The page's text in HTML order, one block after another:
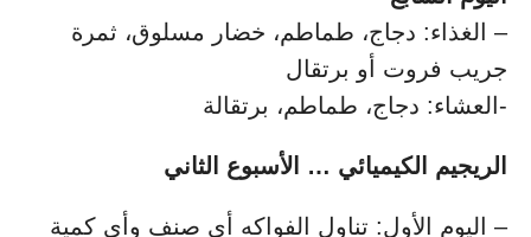
– الغذاء: دجاج، طماطم، خضار مسلوق، ثمرة
جريب فروت أو برتقال
-العشاء: دجاج، طماطم، برتقالة
الريجيم الكيميائي … الأسبوع الثاني
– اليوم الأول: تناول الفواكه أي صنف وأي كمية